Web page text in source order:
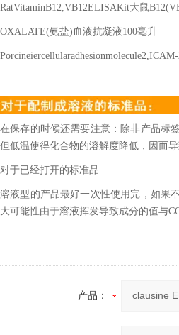
RatVitaminB12,VB12ELISAKit大鼠
OXALATE(氨盐) 血液抗凝液100毫升
在保存的时候还需要注意：除非产品标
但低温使得化合物的溶解度降低，因而
对于已经打开的标准品
溶液型的产品最好一次性使用完，如果
大可能性由于溶液挥发导致成分的值与
产品：